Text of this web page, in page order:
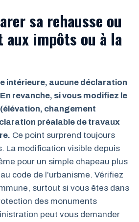
sa rehausse ou
aux impôts ou à la
intérieure, aucune déclaration
revanche, si vous modifiez le
changement
préalable de travaux
Ce point surprend toujours
La modification visible depuis
pour un simple chapeau plus
code de l’urbanisme. Vérifiez
surtout si vous êtes dans
des monuments
peut vous demander